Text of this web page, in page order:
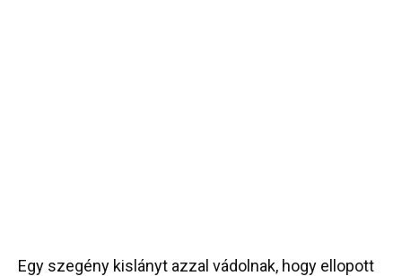
Egy szegény kislányt azzal vádolnak, hogy ellopott